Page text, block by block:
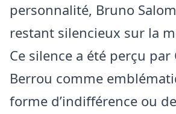
personnalité, Bruno
restant silencieux sur la
Ce silence a été perçu
Berrou comme
forme d’indifférence ou